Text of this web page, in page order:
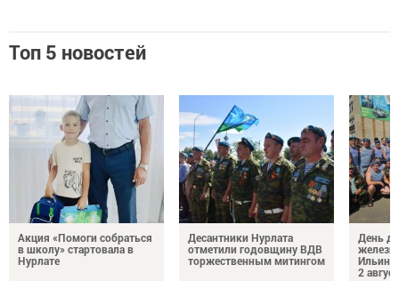
Топ 5 новостей
Акция «Помоги собраться
в школу» стартовала в
Нурлате
Десантники Нурлата
отметили годовщину ВДВ
торжественным митингом
День
Ильин
2